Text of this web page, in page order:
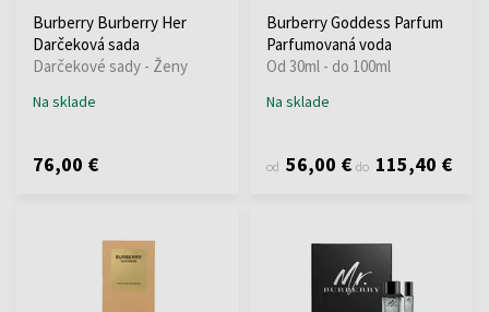
Burberry Burberry Her
Darčeková sada
Darčekové sady - Ženy
Na sklade
76,00 €
Burberry Goddess Parfum
Parfumovaná voda
Od 30ml - do 100ml
Na sklade
od 56,00 € do 115,40 €